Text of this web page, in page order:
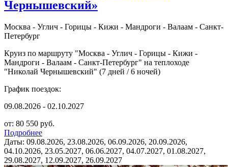
Чернышевский»
Москва - Углич - Горицы - Кижи - Мандроги - Валаам - Санкт-
Петербург
Круиз по маршруту "Москва - Углич - Горицы - Кижи -
Мандроги - Валаам - Санкт-Петербург" на теплоходе
"Николай Чернышевский" (7 дней / 6 ночей)
График поездок:
09.08.2026 - 02.10.2027
от: 80 550 руб.
Подробнее
Даты: 09.08.2026, 23.08.2026, 06.09.2026, 20.09.2026,
04.10.2026, 23.05.2027, 06.06.2027, 04.07.2027, 01.08.2027,
29.08.2027, 12.09.2027, 26.09.2027